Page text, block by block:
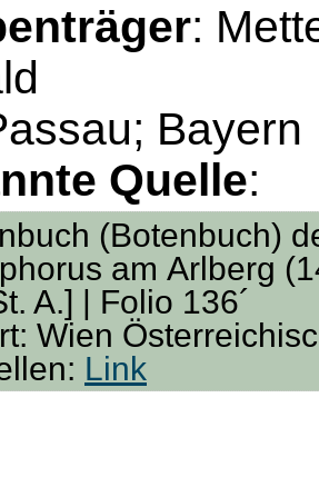
:
Bayern
Quelle:
(Botenbuch)
am Arlberg
A.] | Folio 136´
Wien
Link